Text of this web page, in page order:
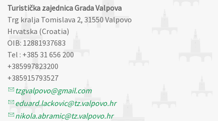
Turistička zajednica Grada Valpova
Trg kralja Tomislava 2, 31550 Valpovo
Hrvatska (Croatia)
OIB: 12881937683
Tel : +385 31 656 200
+385997823200
+385915793527
tzgvalpovo@gmail.com
eduard.lackovic@tz.valpovo.hr
nikola.abramic@tz.valpovo.hr